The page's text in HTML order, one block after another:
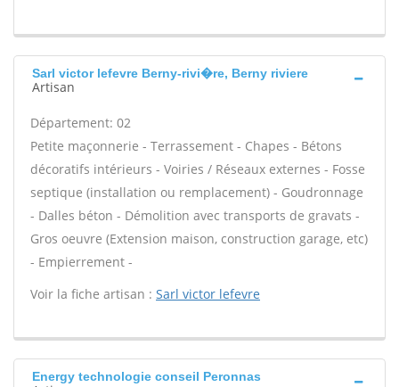
Sarl victor lefevre Berny-rivi�re, Berny riviere
Artisan
Département: 02
Petite maçonnerie - Terrassement - Chapes - Bétons
décoratifs intérieurs - Voiries / Réseaux externes - Fosse
septique (installation ou remplacement) - Goudronnage
- Dalles béton - Démolition avec transports de gravats -
Gros oeuvre (Extension maison, construction garage, etc)
- Empierrement -
Voir la fiche artisan : Sarl victor lefevre
Energy technologie conseil Peronnas